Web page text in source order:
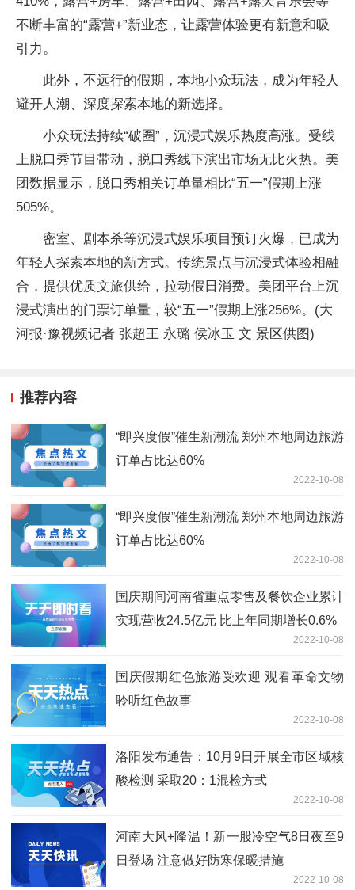
不断丰富的“露营+”新业态，让露营体验更有新意和吸
引力。
此外，不远行的假期，本地小众玩法，成为年轻人
避开人潮、深度探索本地的新选择。
小众玩法持续“破圈”，沉浸式娱乐热度高涨。受线
上脱口秀节目带动，脱口秀线下演出市场无比火热。美
团数据显示，脱口秀相关订单量相比“五一”假期上涨
505%。
密室、剧本杀等沉浸式娱乐项目预订火爆，已成为
年轻人探索本地的新方式。传统景点与沉浸式体验相融
合，提供优质文旅供给，拉动假日消费。美团平台上沉
浸式演出的门票订单量，较“五一”假期上涨256%。(大
河报·豫视频记者 张超王 永璐 侯冰玉 文 景区供图)
推荐内容
“即兴度假”催生新潮流 郑州本地周边旅游
订单占比达60%
2022-10-08
“即兴度假”催生新潮流 郑州本地周边旅游
订单占比达60%
2022-10-08
国庆期间河南省重点零售及餐饮企业累计
实现营收24.5亿元 比上年同期增长0.6%
2022-10-08
国庆假期红色旅游受欢迎 观看革命文物
聆听红色故事
2022-10-08
洛阳发布通告：10月9日开展全市区域核
酸检测 采取20：1混检方式
2022-10-08
河南大风+降温！新一股冷空气8日夜至9
日登场 注意做好防寒保暖措施
2022-10-08